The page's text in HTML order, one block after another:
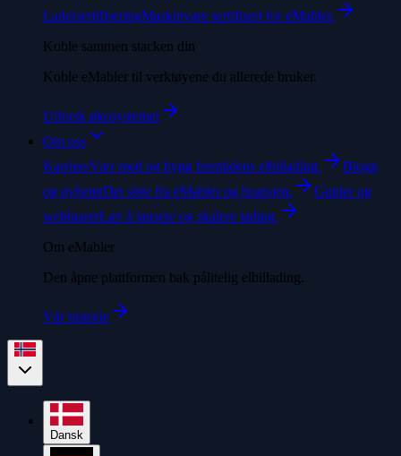
LadersertifiseringMaskinvare sertifisert for eMabler.
Koble sammen stacken din
Koble eMabler til verktøyene du allerede bruker.
Utforsk økosystemet
Om oss
KarriereVær med og bygg fremtidens elbillading.
Blogg
og nyheterDet siste fra eMabler og bransjen.
Guider og
webinarerLær å lansere og skalere lading.
Om eMabler
Den åpne plattformen bak pålitelig elbillading.
Vår historie
Dansk